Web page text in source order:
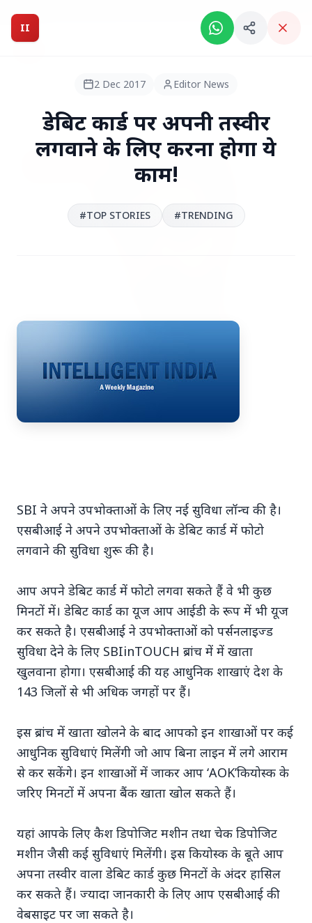
Breaking News: Intelligent India Magazine is now live.
II
HEADLINES
7 Jun 2026
अंशुल कुंचा कौन थे? अमेरिका में
अमेरिका में 'फर्जी' पिज्जा ऑर्डर डिलीवर करते हुए
भारतीय युवक की गोली मारकर हत्या, परिवार का
Read Full Story
Top Stories
TOP STORIES
II
2 Dec 2017 Editor News
डेबिट कार्ड पर अपनी तस्वीर
लगवाने के लिए करना होगा ये
काम!
#TOP STORIES #TRENDING
SBI ने अपने उपभोक्ताओं के लिए नई सुविधा लॉन्च की है।
एसबीआई ने अपने उपभोक्ताओं के डेबिट कार्ड में फोटो
लगवाने की सुविधा शुरू की है।
आप अपने डेबिट कार्ड में फोटो लगवा सकते हैं वे भी कुछ
मिनटों में। डेबिट कार्ड का यूज आप आईडी के रूप में भी यूज
कर सकते है। एसबीआई ने उपभोक्ताओं को पर्सनलाइज्ड
सुविधा देने के लिए SBIinTOUCH ब्रांच में में खाता
खुलवाना होगा। एसबीआई की यह आधुनिक शाखाएं देश के
143 जिलों से भी अधिक जगहों पर हैं।
इस ब्रांच में खाता खोलने के बाद आपको इन शाखाओं पर कई
आधुनिक सुविधाएं मिलेंगी जो आप बिना लाइन में लगे आराम
से कर सकेंगे। इन शाखाओं में जाकर आप ‘AOK’कियोस्क के
जरिए मिनटों में अपना बैंक खाता खोल सकते हैं।
यहां आपके लिए कैश डिपोजिट मशीन तथा चेक डिपोजिट
मशीन जैसी कई सुविधाएं मिलेंगी। इस कियोस्क के बूते आप
अपना तस्वीर वाला डेबिट कार्ड कुछ मिनटों के अंदर हासिल
कर सकते हैं। ज्यादा जानकारी के लिए आप एसबीआई की
वेबसाइट पर जा सकते है।